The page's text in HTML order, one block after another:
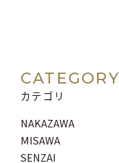
CATEGORY
カテゴリ
NAKAZAWA
MISAWA
SENZAI